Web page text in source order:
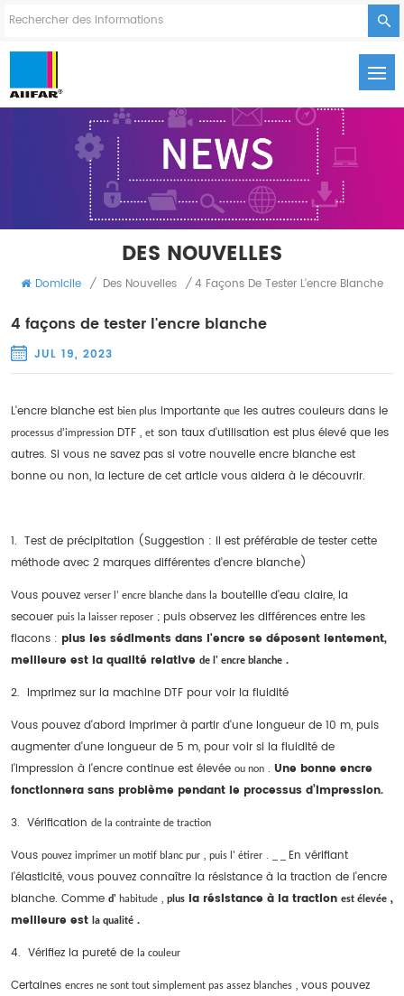
DES NOUVELLES
Domicile / Des Nouvelles / 4 Façons De Tester L'encre Blanche
4 façons de tester l'encre blanche
JUL 19, 2023
L'encre blanche est bien plus importante que les autres couleurs dans le
processus d'impression DTF , et son taux d'utilisation est plus élevé que les
autres. Si vous ne savez pas si votre nouvelle encre blanche est
bonne ou non, la lecture de cet article vous aidera à le découvrir.
1. Test de précipitation (Suggestion : il est préférable de tester cette
méthode avec 2 marques différentes d'encre blanche)
Vous pouvez verser l' encre blanche dans la bouteille d'eau claire, la
secouer puis la laisser reposer ; puis observez les différences entre les
flacons : plus les sédiments dans l'encre se déposent lentement,
meilleure est la qualité relative de l' encre blanche .
2. Imprimez sur la machine DTF pour voir la fluidité
Vous pouvez d'abord imprimer à partir d'une longueur de 10 m, puis
augmenter d'une longueur de 5 m, pour voir si la fluidité de
l'impression à l'encre continue est élevée ou non . Une bonne encre
fonctionnera sans problème pendant le processus d’impression.
3. Vérification de la contrainte de traction
Vous pouvez imprimer un motif blanc pur , puis l' étirer .
En vérifiant
l'élasticité, vous pouvez connaître la résistance à la traction de l'encre
blanche. Comme d' habitude , plus la résistance à la traction est élevée ,
meilleure est la qualité .
4. Vérifiez la pureté de la couleur
Certaines encres ne sont tout simplement pas assez blanches , vous pouvez